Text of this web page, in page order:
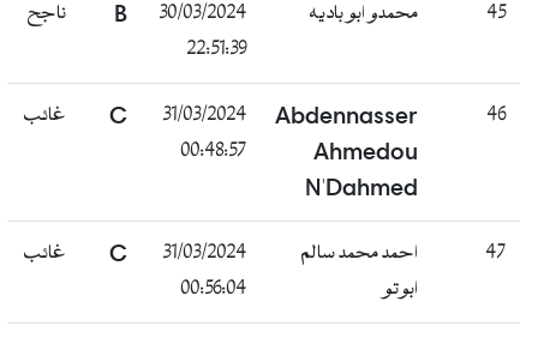
45 محمدو ابو باديه
30/03/2024
22:51:39
B ناجح
46
Abdennasser
Ahmedou
N'Dahmed
31/03/2024
00:48:57
C غائب
47
احمد محمد سالم
ابوتو
31/03/2024
00:56:04
C غائب